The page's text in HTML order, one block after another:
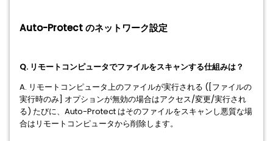
Auto-Protect のネットワーク設定
Q. リモートコンピュータでファイルをスキャンする仕組みは？
A. リモートコンピュータ上のファイルが実行される ([ファイルの
実行時のみ] オプションが無効の場合はアクセス/変更/実行され
る) たびに、Auto-Protect はそのファイルをスキャンし悪質な場
合はリモートコンピュータから削除します。